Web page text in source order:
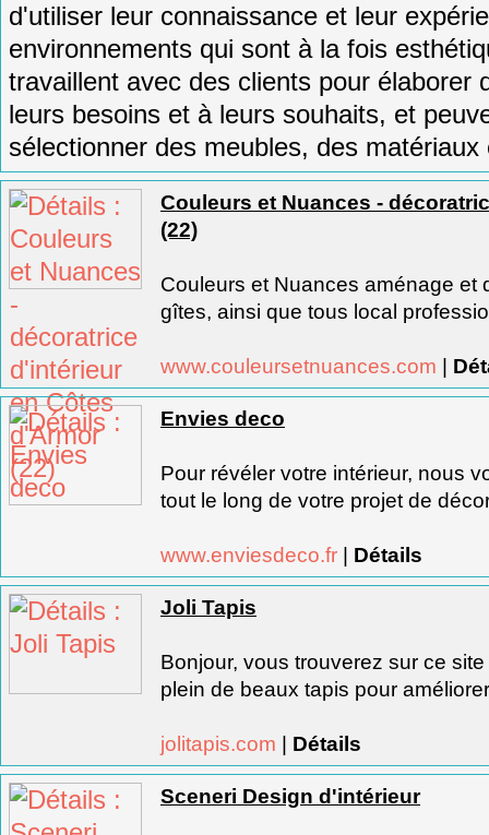
d'utiliser leur connaissance et leur expéri
environnements qui sont àlafois esthét
travaillent avec des clients pour élaborer
leurs besoins et àleurs souhaits, et peu
sélectionner des meubles, des matériaux
Couleurs et Nuances -
(22)
Couleurs et Nuances aménage et
gîtes, ainsi que tous local
www.couleursetnuances.com |
Envies deco
Pour révéler votre intérieur, nous
tout le long de votre projet de
www.enviesdeco.fr | Détails
Joli Tapis
Bonjour, vous trouverez sur ce
plein de beaux tapis pour
jolitapis.com | Détails
Sceneri Design d'intérieur